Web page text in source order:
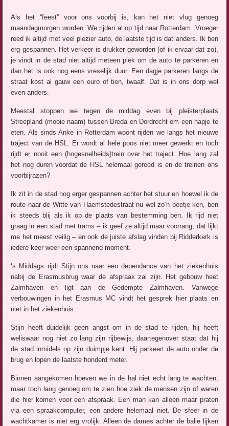
Als het “feest” voor ons voorbij is, kan het niet vlug genoeg
maandagmorgen worden. We rijden al op tijd naar Rotterdam. Vroeger
reed ik altijd met veel plezier auto, de laatste tijd is dat anders. Ik ben
erg gespannen. Het verkeer is drukker geworden (of ik ervaar dat zo),
je vindt in de stad niet altijd meteen plek om de auto te parkeren en
dan het is ook nog eens vreselijk duur. Een dagje parkeren langs de
straat kost al gauw een euro of tien, twaalf. Dat is in ons dorp wel
even anders.
Meestal stoppen we tegen de middag even bij pleisterplaats
Streepland (mooie naam) tussen Breda en Dordrecht om een hapje te
eten. Als sinds Anke in Rotterdam woont rijden we langs het nieuwe
traject van de HSL. Er wordt al hele poos niet meer gewerkt en toch
rijdt er nooit een (hogesnelheids)trein over het traject. Hoe lang zal
het nog duren voordat de HSL helemaal gereed is en de treinen ons
voorbijrazen?
Ik zit in de stad nog erger gespannen achter het stuur en hoewel ik de
route naar de Witte van Haemstedestraat nu wel zo’n beetje ken, ben
ik steeds blij als ik op de plaats van bestemming ben. Ik rijd niet
graag in een stad met trams – ik geef ze altijd maar voorrang, dat lijkt
me het meest veilig – en ook de juiste afslag vinden bij Ridderkerk is
iedere keer weer een spannend moment.
‘s Middags rijdt Stijn ons naar een dependance van het ziekenhuis
nabij de Erasmusbrug waar de afspraak zal zijn. Het gebouw heet
Zalmhaven en ligt aan de Gedempte Zalmhaven. Vanwege
verbouwingen in het Erasmus MC vindt het gesprek hier plaats en
niet in het ziekenhuis.
Stijn heeft duidelijk geen angst om in de stad te rijden, hij heeft
weliswaar nog niet zo lang zijn rijbewijs, daartegenover staat dat hij
de stad inmidels op zijn duimpje kent. Hij parkeert de auto onder de
brug en lopen de laatste honderd meter.
Binnen aangekomen hoeven we in de hal niet echt lang te wachten,
maar toch lang genoeg om te zien hoe ziek de mensen zijn of waren
die hier komen voor een afspraak. Een man kan alleen maar praten
via een spraakcomputer, een andere helemaal niet. De sfeer in de
wachtkamer is niet erg vrolijk. Alleen de dames achter de balie lijken